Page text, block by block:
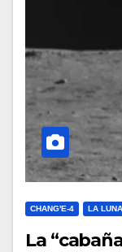
CHANG'E-4 LA LUNA
La